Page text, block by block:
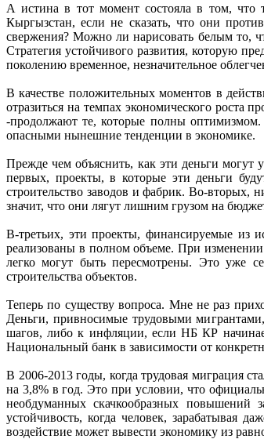
А истина в тот момент состояла в том, что
Кыргызстан, если не сказать, что они
свержения? Можно ли нарисовать белым то,
Стратегия устойчивого развития, которую
поколению временное, незначительное
В качестве положительных моментов в
отразиться на темпах экономического роста
-продолжают те, которые полны
опасными нынешние тенденции в экономике.
Прежде чем объяснить, как эти деньги могут
первых, проекты, в которые эти деньги
строительство заводов и фабрик. Во-вторых,
значит, что они лягут лишним грузом на
В-третьих, эти проекты, финансируемые из
реализованы в полном объеме. При
легко могут быть пересмотрены. Это уже
строительства объектов.
Теперь по существу вопроса. Мне не раз
Деньги, привносимые трудовыми
шагов, либо к инфляции, если НБ КР
Национальный банк в зависимости от
В 2006-2013 годы, когда трудовая миграция
на 3,8% в год. Это при условии, что
необдуманных скачкообразных повышений
устойчивость, когда человек, зарабатывая
воздействие может вывести экономику из